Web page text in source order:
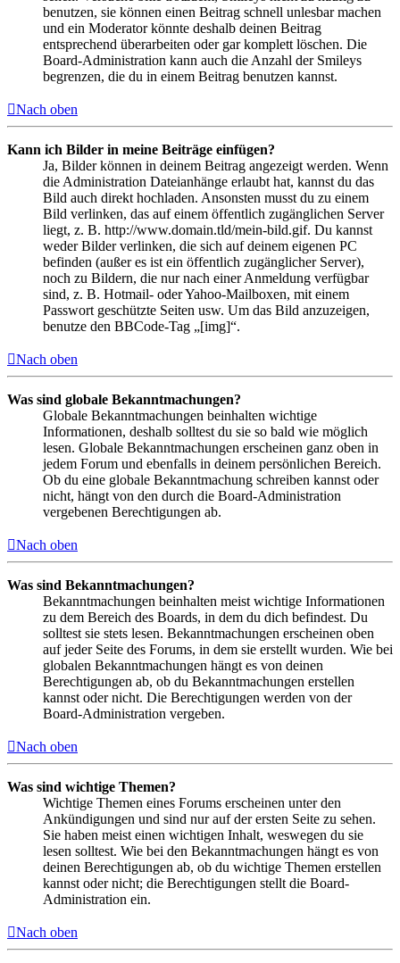
benutzen, sie können einen Beitrag schnell unlesbar machen
und ein Moderator könnte deshalb deinen Beitrag
entsprechend überarbeiten oder gar komplett löschen. Die
Board-Administration kann auch die Anzahl der Smileys
begrenzen, die du in einem Beitrag benutzen kannst.
Nach oben
Kann ich Bilder in meine Beiträge einfügen?
Ja, Bilder können in deinem Beitrag angezeigt werden. Wenn
die Administration Dateianhänge erlaubt hat, kannst du das
Bild auch direkt hochladen. Ansonsten musst du zu einem
Bild verlinken, das auf einem öffentlich zugänglichen Server
liegt, z. B. http://www.domain.tld/mein-bild.gif. Du kannst
weder Bilder verlinken, die sich auf deinem eigenen PC
befinden (außer es ist ein öffentlich zugänglicher Server),
noch zu Bildern, die nur nach einer Anmeldung verfügbar
sind, z. B. Hotmail- oder Yahoo-Mailboxen, mit einem
Passwort geschützte Seiten usw. Um das Bild anzuzeigen,
benutze den BBCode-Tag „[img]“.
Nach oben
Was sind globale Bekanntmachungen?
Globale Bekanntmachungen beinhalten wichtige
Informationen, deshalb solltest du sie so bald wie möglich
lesen. Globale Bekanntmachungen erscheinen ganz oben in
jedem Forum und ebenfalls in deinem persönlichen Bereich.
Ob du eine globale Bekanntmachung schreiben kannst oder
nicht, hängt von den durch die Board-Administration
vergebenen Berechtigungen ab.
Nach oben
Was sind Bekanntmachungen?
Bekanntmachungen beinhalten meist wichtige Informationen
zu dem Bereich des Boards, in dem du dich befindest. Du
solltest sie stets lesen. Bekanntmachungen erscheinen oben
auf jeder Seite des Forums, in dem sie erstellt wurden. Wie bei
globalen Bekanntmachungen hängt es von deinen
Berechtigungen ab, ob du Bekanntmachungen erstellen
kannst oder nicht. Die Berechtigungen werden von der
Board-Administration vergeben.
Nach oben
Was sind wichtige Themen?
Wichtige Themen eines Forums erscheinen unter den
Ankündigungen und sind nur auf der ersten Seite zu sehen.
Sie haben meist einen wichtigen Inhalt, weswegen du sie
lesen solltest. Wie bei den Bekanntmachungen hängt es von
deinen Berechtigungen ab, ob du wichtige Themen erstellen
kannst oder nicht; die Berechtigungen stellt die Board-
Administration ein.
Nach oben